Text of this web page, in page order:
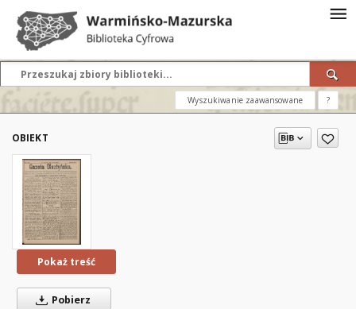
Wyszukiwanie zaawansowane ?
OBIEKT
Pokaż treść
Pobierz